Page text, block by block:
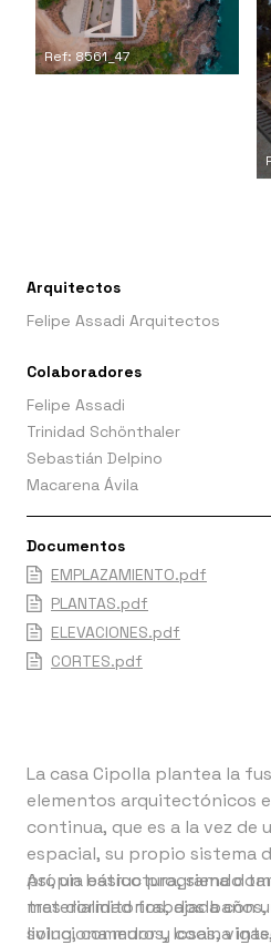
Ref: 8561_47
Arquitectos
Felipe Assadi Arquitectos
Colaboradores
Felipe Assadi
Trinidad Schönthaler
Sebastián Delpino
Macarena Ávila
Documentos
EMPLAZAMIENTO.pdf
PLANTAS.pdf
ELEVACIONES.pdf
CORTES.pdf
La casa Cipolla plantea la
elementos arquitectónicos
continua, que es a la vez de
espacial, su propio sistema
propia estructura, siendo
materialidad trabajada con
soluciona muros, losas,
Así, un básico programa
tres dormitorios, dos baños,
living, comedor y cocina